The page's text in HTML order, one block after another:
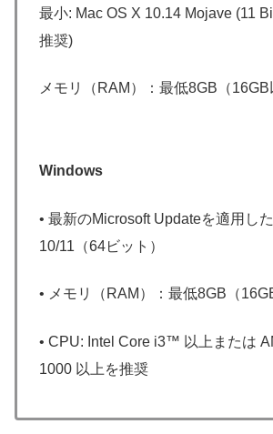
最小: Mac OS X 10.14 Mojave (11
推奨)
メモリ（RAM）：最低8GB（16GB
Windows
• 最新のMicrosoft Updateを適用し
10/11（64ビット）
• メモリ（RAM）：最低8GB（
• CPU: Intel Core i3™ 以上または
1000 以上を推奨